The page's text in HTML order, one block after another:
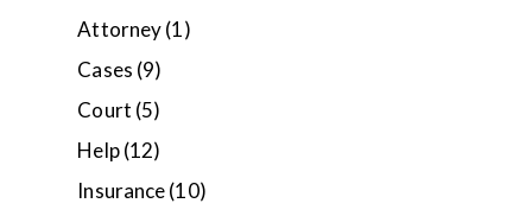
Attorney(1)
Cases (9)
Court (5)
Help(12)
Insurance(10)